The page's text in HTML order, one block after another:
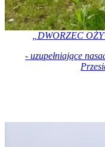
„DWORZEC
- uzupełniające